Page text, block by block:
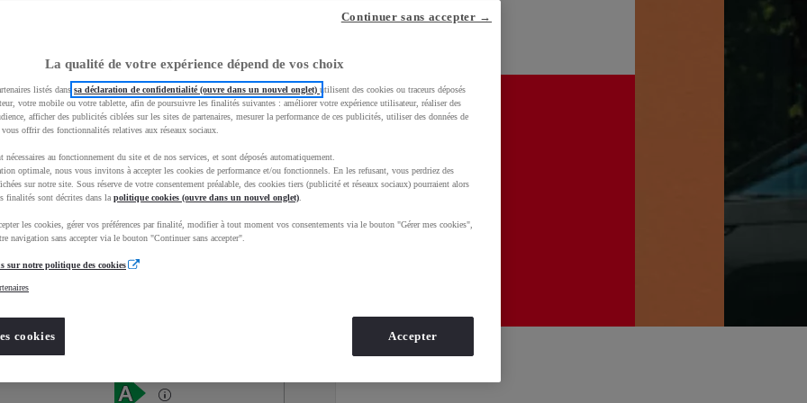
Services Concession
Occasions
La qualité de votre expérience dépend de vos choix
listés dans sa déclaration de confidentialité (ouvre dans un nouvel onglet) utilisent des cookies ou traceurs déposés
votre mobile ou votre tablette, afin de poursuivre les finalités suivantes : améliorer votre expérience utilisateur, réaliser des
afficher des publicités ciblées sur les sites de partenaires, mesurer la performance de ces publicités, utiliser des données de
offrir des fonctionnalités relatives aux réseaux sociaux.
nécessaires au fonctionnement du site et de nos services, et sont déposés automatiquement.
optimale, nous vous invitons à accepter les cookies de performance et/ou fonctionnels. En les refusant, vous perdriez des
sur notre site. Sous réserve de votre consentement préalable, des cookies tiers (publicité et réseaux sociaux) pourraient alors
finalités sont décrites dans la politique cookies (ouvre dans un nouvel onglet)
les cookies, gérer vos préférences par finalité, modifier à tout moment vos consentements via le bouton "Gérer mes cookies",
navigation sans accepter via le bouton "Continuer sans accepter".
sur notre politique des cookies
cookies
Continuer sans accepter →
Accepter